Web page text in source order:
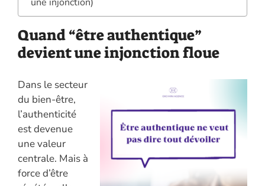
Quand “être authentique”
devient une injonction floue
Dans le secteur
du bien-être,
l’authenticité
est devenue
une valeur
centrale. Mais à
force d’être